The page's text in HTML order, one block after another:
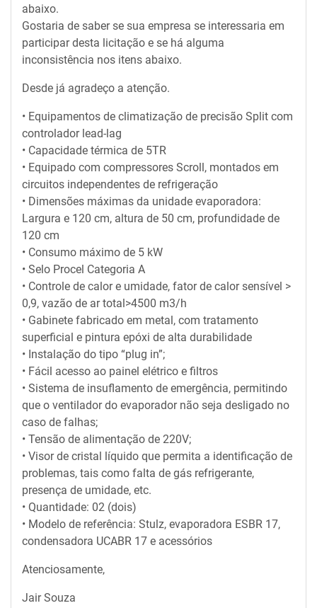
abaixo.
Gostaria de saber se sua empresa se interessaria em
participar desta licitação e se há alguma
inconsistência nos itens abaixo.
Desde já agradeço a atenção.
• Equipamentos de climatização de precisão Split com
controlador lead-lag
• Capacidade térmica de 5TR
• Equipado com compressores Scroll, montados em
circuitos independentes de refrigeração
• Dimensões máximas da unidade evaporadora:
Largura e 120 cm, altura de 50 cm, profundidade de
120 cm
• Consumo máximo de 5 kW
• Selo Procel Categoria A
• Controle de calor e umidade, fator de calor sensível >
0,9, vazão de ar total>4500 m3/h
• Gabinete fabricado em metal, com tratamento
superficial e pintura epóxi de alta durabilidade
• Instalação do tipo “plug in”;
• Fácil acesso ao painel elétrico e filtros
• Sistema de insuflamento de emergência, permitindo
que o ventilador do evaporador não seja desligado no
caso de falhas;
• Tensão de alimentação de 220V;
• Visor de cristal líquido que permita a identificação de
problemas, tais como falta de gás refrigerante,
presença de umidade, etc.
• Quantidade: 02 (dois)
• Modelo de referência: Stulz, evaporadora ESBR 17,
condensadora UCABR 17 e acessórios
Atenciosamente,
Jair Souza